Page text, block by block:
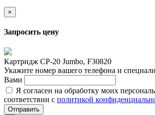
×
Запросить цену
Картридж CP-20 Jumbo, F30820
Укажите номер вашего телефона и
Вами
Я согласен на обработку моих
соответствии с политикой
Отправить